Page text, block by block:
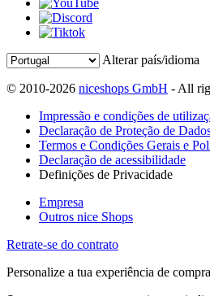
Alterar país/idioma
© 2010-2026 niceshops GmbH - All
Impressão e condições de
Declaração de Proteção de
Termos e Condições Gerais e
Declaração de acessibilidade
Definições de Privacidade
Empresa
Outros nice Shops
Retrate-se do contrato
Personalize a tua experiência de compra